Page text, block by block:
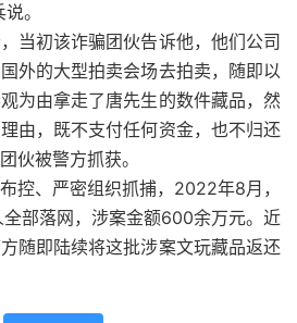
。
当初该诈骗团伙告诉他，他们公司
外的大型拍卖会场去拍卖，随即以
为由拿走了唐先生的数件藏品，然
由，既不支付任何资金，也不归还
伙被警方抓获。
控、严密组织抓捕，2022年8月，
部落网，涉案金额600余万元。近
随即陆续将这批涉案文玩藏品返还